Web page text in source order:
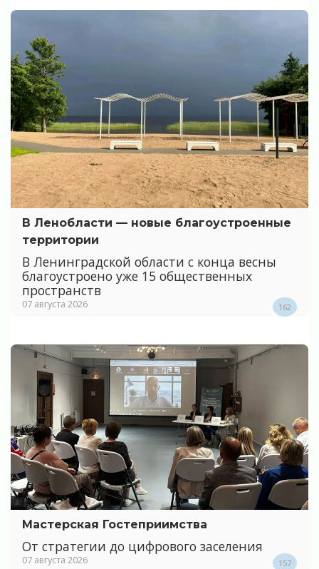
В Ленобласти — новые благоустроенные
территории
В Ленинградской области с конца весны
благоустроено уже 15 общественных
пространств
07 августа 2026 162
Мастерская Гостеприимства
От стратегии до цифрового заселения
07 августа 2026 157